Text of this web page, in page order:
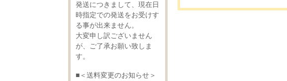
発送につきまして、現在日
時指定での発送をお受けす
る事が出来ません。
大変申し訳ございません
が、ご了承お願い致しま
す。
■＜送料変更のお知らせ＞